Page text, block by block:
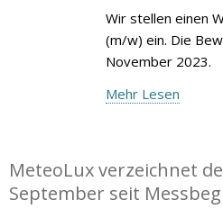
Wir stellen einen
(m/w) ein. Die
November 2023.
Mehr Lesen
MeteoLux verzeichnet
September seit